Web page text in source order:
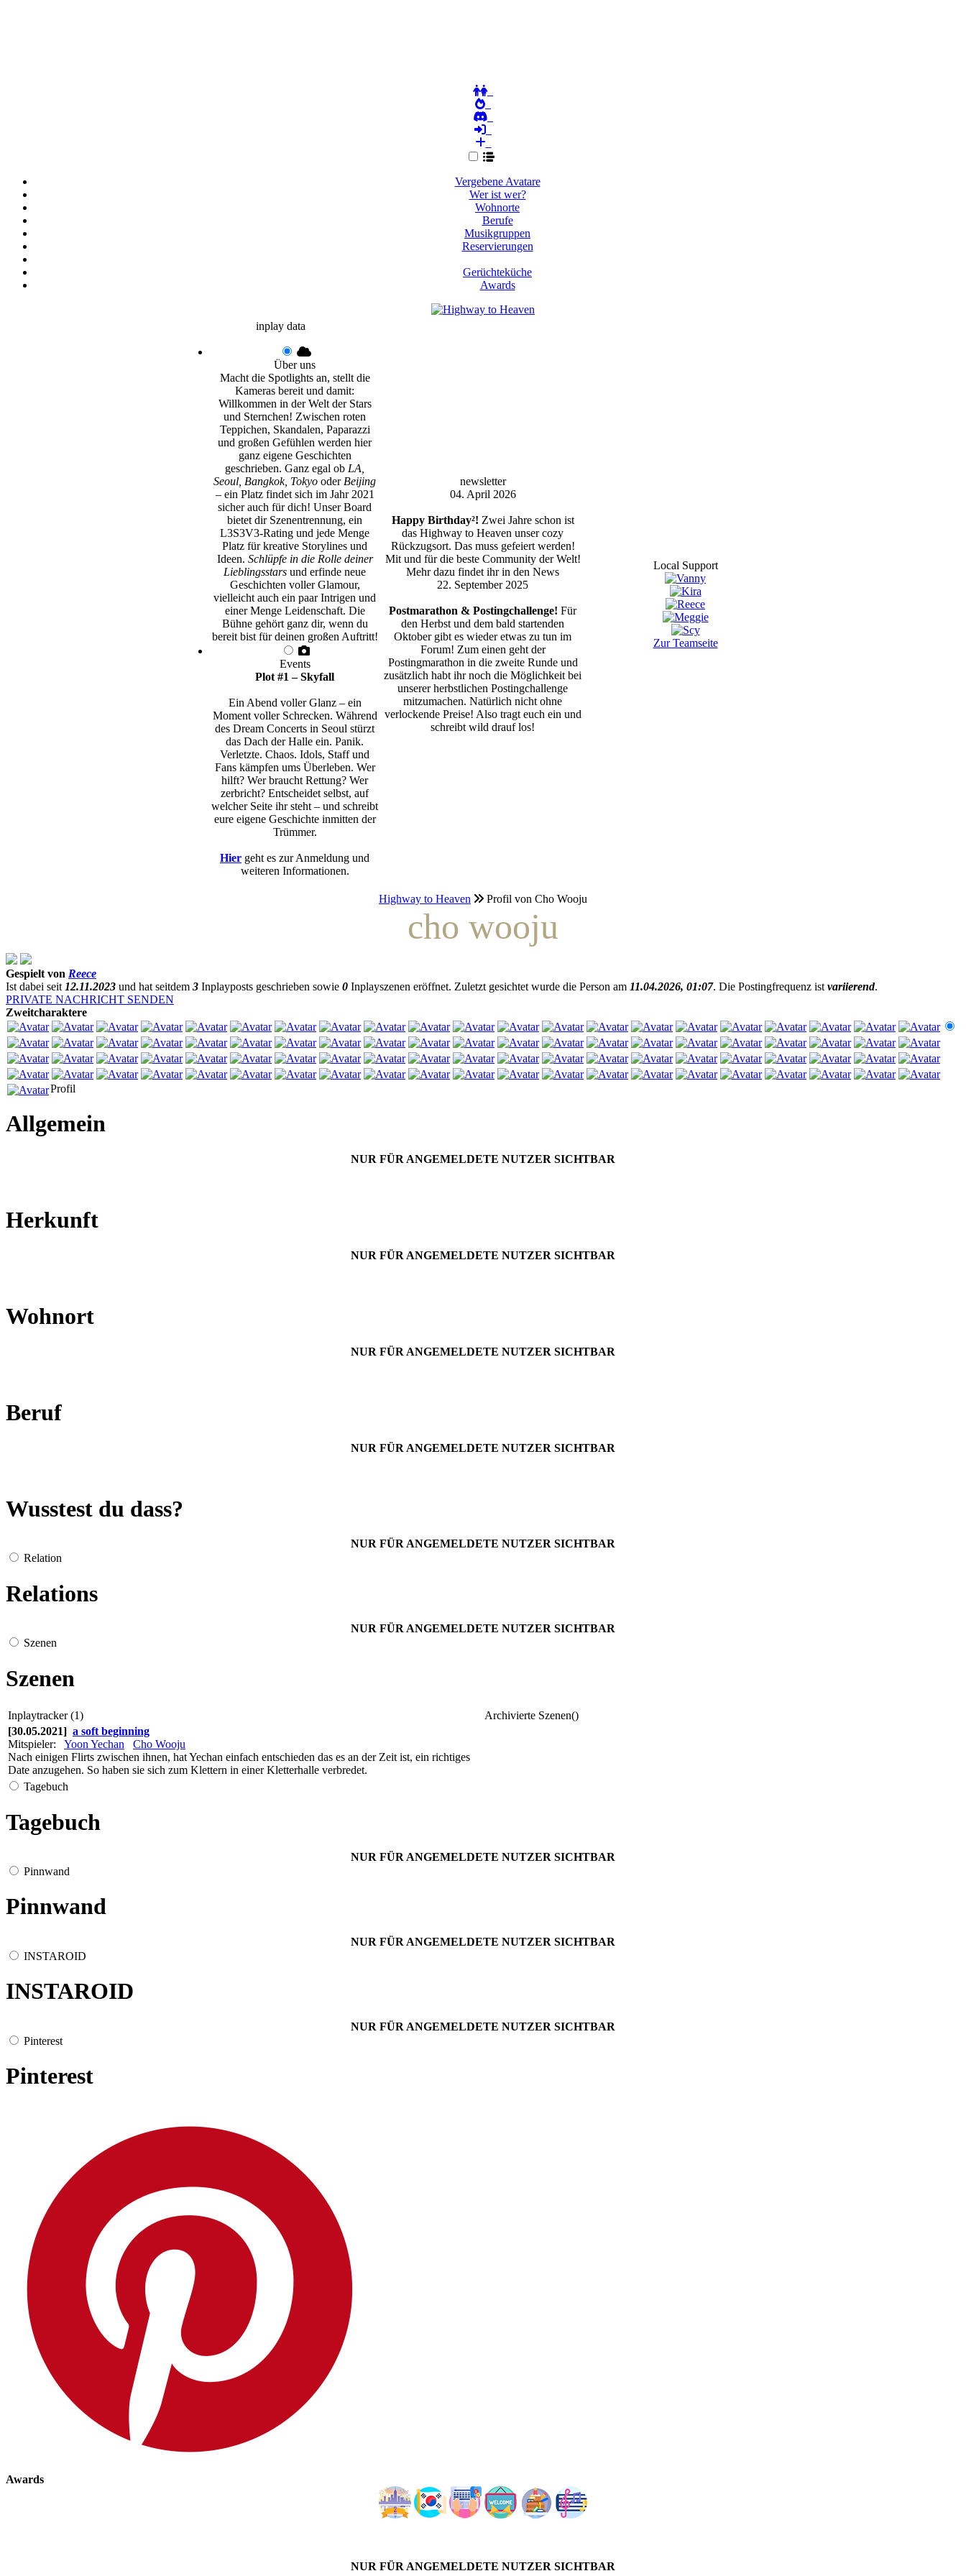
Vergebene Avatare
Wer ist wer?
Wohnorte
Berufe
Musikgruppen
Reservierungen
Gerüchteküche
Awards
inplay data
Über uns
Macht die Spotlights an, stellt die
Kameras bereit und damit:
Willkommen in der Welt der Stars
und Sternchen! Zwischen roten
Teppichen, Skandalen, Paparazzi
und großen Gefühlen werden hier
ganz eigene Geschichten
geschrieben. Ganz egal ob LA,
Seoul, Bangkok, Tokyo oder Beijing
– ein Platz findet sich im Jahr 2021
sicher auch für dich! Unser Board
bietet dir Szenentrennung, ein
L3S3V3-Rating und jede Menge
Platz für kreative Storylines und
Ideen. Schlüpfe in die Rolle deiner
Lieblingsstars und erfinde neue
Geschichten voller Glamour,
vielleicht auch ein paar Intrigen und
einer Menge Leidenschaft. Die
Bühne gehört ganz dir, wenn du
bereit bist für deinen großen Auftritt!
Events
Plot #1 – Skyfall
Ein Abend voller Glanz – ein
Moment voller Schrecken. Während
des Dream Concerts in Seoul stürzt
das Dach der Halle ein. Panik.
Verletzte. Chaos. Idols, Staff und
Fans kämpfen ums Überleben. Wer
hilft? Wer braucht Rettung? Wer
zerbricht? Entscheidet selbst, auf
welcher Seite ihr steht – und schreibt
eure eigene Geschichte inmitten der
Trümmer.
Hier geht es zur Anmeldung und
weiteren Informationen.
newsletter
04. April 2026
Happy Birthday²! Zwei Jahre schon ist
das Highway to Heaven unser cozy
Rückzugsort. Das muss gefeiert werden!
Mit und für die beste Community der Welt!
Mehr dazu findet ihr in den News
22. September 2025
Postmarathon & Postingchallenge! Für
den Herbst und dem bald startenden
Oktober gibt es wieder etwas zu tun im
Forum! Zum einen geht der
Postingmarathon in die zweite Runde und
zusätzlich habt ihr noch die Möglichkeit bei
unserer herbstlichen Postingchallenge
mitzumachen. Natürlich nicht ohne
verlockende Preise! Also tragt euch ein und
schreibt wild drauf los!
Local Support
Zur Teamseite
Highway to Heaven Profil von Cho Wooju
cho wooju
Gespielt von Reece
Ist dabei seit 12.11.2023 und hat seitdem 3 Inplayposts geschrieben sowie 0 Inplayszenen eröffnet. Zuletzt gesichtet wurde die Person am 11.04.2026, 01:07. Die Postingfrequenz ist variierend.
PRIVATE NACHRICHT SENDEN
Zweitcharaktere
Profil
Allgemein
NUR FÜR ANGEMELDETE NUTZER SICHTBAR
Herkunft
NUR FÜR ANGEMELDETE NUTZER SICHTBAR
Wohnort
NUR FÜR ANGEMELDETE NUTZER SICHTBAR
Beruf
NUR FÜR ANGEMELDETE NUTZER SICHTBAR
Wusstest du dass?
NUR FÜR ANGEMELDETE NUTZER SICHTBAR
Relation
Relations
NUR FÜR ANGEMELDETE NUTZER SICHTBAR
Szenen
Szenen
Inplaytracker (1)
Archivierte Szenen()
[30.05.2021] a soft beginning
Mitspieler: Yoon Yechan
Cho Wooju
Nach einigen Flirts zwischen ihnen, hat Yechan einfach entschieden das es an der Zeit ist, ein richtiges
Date anzugehen. So haben sie sich zum Klettern in einer Kletterhalle verbredet.
Tagebuch
Tagebuch
NUR FÜR ANGEMELDETE NUTZER SICHTBAR
Pinnwand
Pinnwand
NUR FÜR ANGEMELDETE NUTZER SICHTBAR
INSTAROID
INSTAROID
NUR FÜR ANGEMELDETE NUTZER SICHTBAR
Pinterest
Pinterest
Awards
NUR FÜR ANGEMELDETE NUTZER SICHTBAR